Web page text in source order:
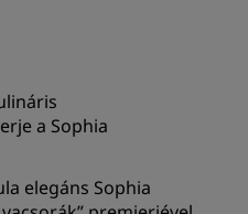
a Sophia
elegáns Sophia